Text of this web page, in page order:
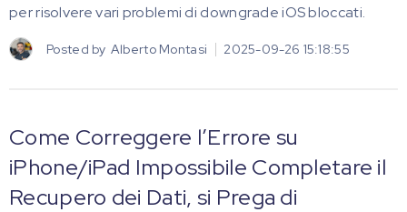
per risolvere vari problemi di downgrade iOS bloccati.
Posted by Alberto Montasi 2025-09-26 15:18:55
Come Correggere l’Errore su
iPhone/iPad Impossibile Completare il
Recupero dei Dati, si Prega di